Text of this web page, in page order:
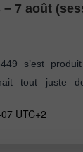
7 août
s’est
tout juste
la ligne zéro,
UTC+2